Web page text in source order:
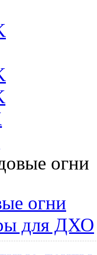
огни
огни
для ДХО